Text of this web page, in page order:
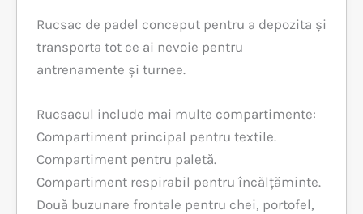
Rucsac de padel conceput pentru a depozita și
transporta tot ce ai nevoie pentru
antrenamente și turnee.
Rucsacul include mai multe compartimente:
Compartiment principal pentru textile.
Compartiment pentru paletă.
Compartiment respirabil pentru încălțăminte.
Două buzunare frontale pentru chei, portofel,